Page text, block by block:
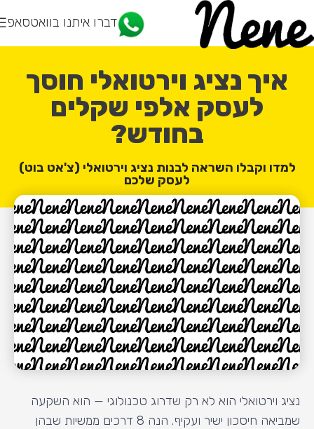
דברו איתנו בוואטסאפ
איך נציג וירטואלי חוסך
לעסק אלפי שקלים
בחודש?
למדו וקבלו השראה לבנות נציג וירטואלי (צ'אט בוט)
לעסק שלכם
נציג וירטואלי הוא לא רק שדרוג טכנולוגי — הוא השקעה
שמביאה חיסכון ישיר ועקיף. הנה 8 דרכים ממשיות שבהן